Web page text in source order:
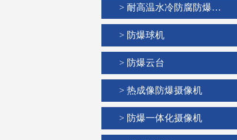
> 耐高温水冷防腐防爆…
> 防爆球机
> 防爆云台
> 热成像防爆摄像机
> 防爆一体化摄像机